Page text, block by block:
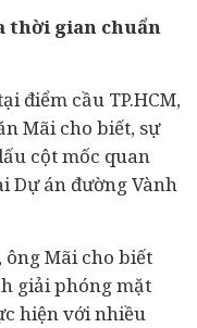
thời gian chuẩn
điểm cầu TP.HCM,
Mãi cho biết, sự
cột mốc quan
án đường Vành
ông Mãi cho biết
giải phóng mặt
hiện với nhiều